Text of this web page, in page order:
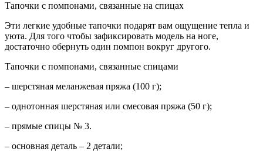
Тапочки с помпонами, связанные на спицах
Эти легкие удобные тапочки подарят вам ощущение тепла и
уюта. Для того чтобы зафиксировать модель на ноге,
достаточно обернуть один помпон вокруг другого.
Тапочки с помпонами, связанные спицами
– шерстяная меланжевая пряжа (100 г);
– однотонная шерстяная или смесовая пряжа (50 г);
– прямые спицы № 3.
– основная деталь – 2 детали;